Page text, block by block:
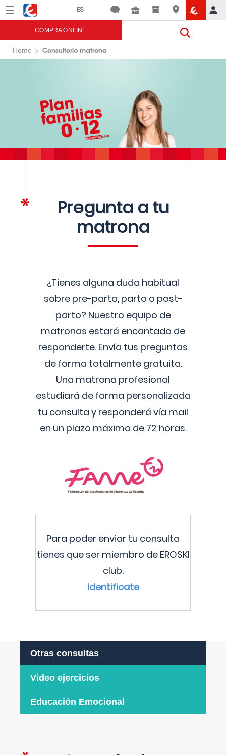
Menú Eroski
COMPRA ONLINE
Home Consultorio matrona
Pregunta a tu
matrona
¿Tienes alguna duda habitual
sobre pre-parto, parto o post-
parto? Nuestro equipo de
matronas estará encantado de
responderte. Envía tus preguntas
de forma totalmente gratuita.
Una matrona profesional
estudiará de forma personalizada
tu consulta y responderá vía mail
en un plazo máximo de 72 horas.
Para poder enviar tu consulta
tienes que ser miembro de EROSKI
club.
Identificate
Otras consultas
Video ejercicios
Educación Emocional